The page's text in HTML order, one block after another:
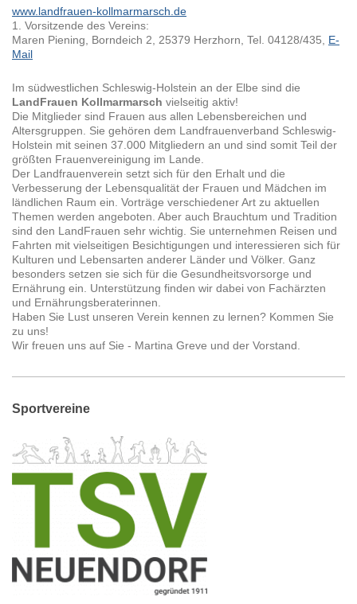
www.landfrauen-kollmarmarsch.de
1. Vorsitzende des Vereins:
Maren Piening, Borndeich 2, 25379 Herzhorn, Tel. 04128/435, E-
Mail
Im südwestlichen Schleswig-Holstein an der Elbe sind die
LandFrauen Kollmarmarsch vielseitig aktiv!
Die Mitglieder sind Frauen aus allen Lebensbereichen und
Altersgruppen. Sie gehören dem Landfrauenverband Schleswig-
Holstein mit seinen 37.000 Mitgliedern an und sind somit Teil der
größten Frauenvereinigung im Lande.
Der Landfrauenverein setzt sich für den Erhalt und die
Verbesserung der Lebensqualität der Frauen und Mädchen im
ländlichen Raum ein. Vorträge verschiedener Art zu aktuellen
Themen werden angeboten. Aber auch Brauchtum und Tradition
sind den LandFrauen sehr wichtig. Sie unternehmen Reisen und
Fahrten mit vielseitigen Besichtigungen und interessieren sich für
Kulturen und Lebensarten anderer Länder und Völker. Ganz
besonders setzen sie sich für die Gesundheitsvorsorge und
Ernährung ein. Unterstützung finden wir dabei von Fachärzten
und Ernährungsberaterinnen.
Haben Sie Lust unseren Verein kennen zu lernen? Kommen Sie
zu uns!
Wir freuen uns auf Sie - Martina Greve und der Vorstand.
Sportvereine